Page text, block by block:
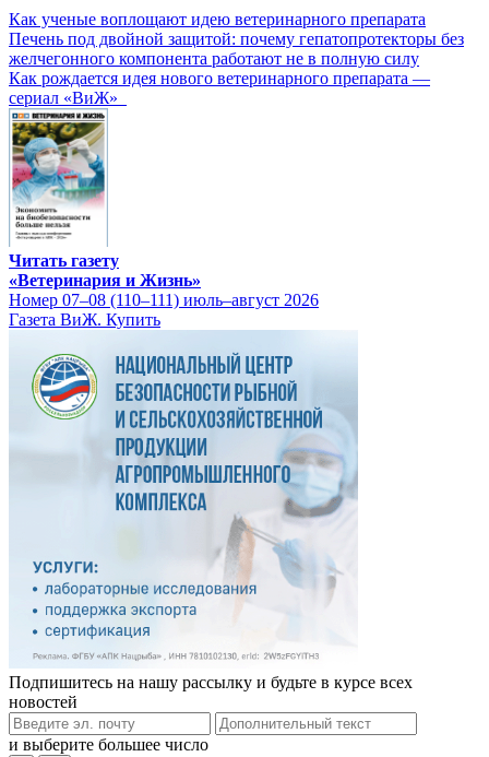
Как ученые воплощают идею ветеринарного препарата
Печень под двойной защитой: почему гепатопротекторы без
желчегонного компонента работают не в полную силу
Как рождается идея нового ветеринарного препарата —
сериал «ВиЖ»
Читать газету
«Ветеринария и Жизнь»
Номер 07–08 (110–111) июль–август 2026
Газета ВиЖ. Купить
Подпишитесь на нашу рассылку и будьте в курсе всех
новостей
и выберите большее число